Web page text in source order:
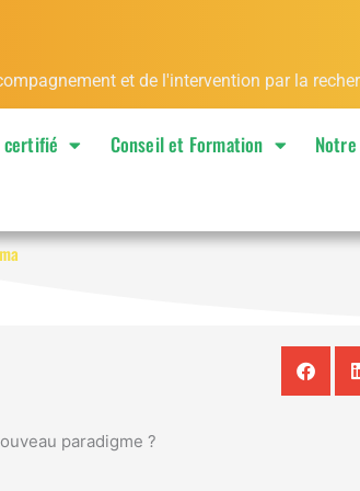
et de l'intervention par la
certifié Conseil et Formation
paradigme ?